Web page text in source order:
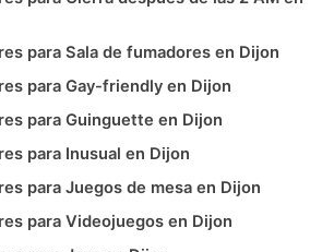
para Sala de fumadores en Dijon
para Gay-friendly en Dijon
para Guinguette en Dijon
para Inusual en Dijon
para Juegos de mesa en Dijon
para Videojuegos en Dijon